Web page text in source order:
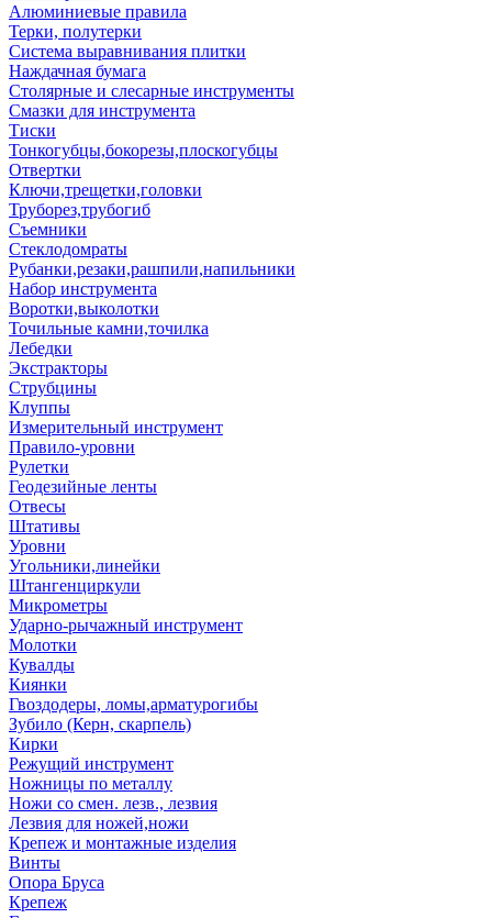
Алюминиевые правила
Терки, полутерки
Система выравнивания плитки
Наждачная бумага
Столярные и слесарные инструменты
Смазки для инструмента
Тиски
Тонкогубцы,бокорезы,плоскогубцы
Отвертки
Ключи,трещетки,головки
Труборез,трубогиб
Съемники
Стеклодомраты
Рубанки,резаки,рашпили,напильники
Набор инструмента
Воротки,выколотки
Точильные камни,точилка
Лебедки
Экстракторы
Струбцины
Клуппы
Измерительный инструмент
Правило-уровни
Рулетки
Геодезийные ленты
Отвесы
Штативы
Уровни
Угольники,линейки
Штангенциркули
Микрометры
Ударно-рычажный инструмент
Молотки
Кувалды
Киянки
Гвоздодеры, ломы,арматурогибы
Зубило (Керн, скарпель)
Кирки
Режущий инструмент
Ножницы по металлу
Ножи со смен. лезв., лезвия
Лезвия для ножей,ножи
Крепеж и монтажные изделия
Винты
Опора Бруса
Крепеж